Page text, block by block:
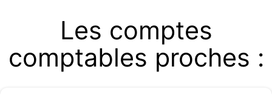
Les comptes
comptables proches :